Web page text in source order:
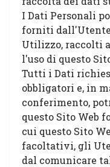
I Dati Personali
forniti dall'Utente
Utilizzo, raccolti
l'uso di questo
Tutti i Dati
obbligatori e, in
conferimento,
questo Sito Web
cui questo Sito
facoltativi, gli
dal comunicare